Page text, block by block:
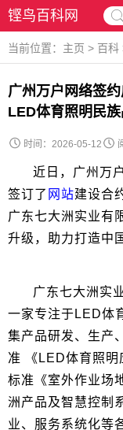
铿鸟百科网
当前位置： 主页 > 百科
广州万户网络签
LED体育照明民
时间：2026-05-12
近日，广州万
签订了 网站建设合
广东七大洲实业有
升级，助力打造中
广东七大洲实
一家专注于LED体
集产品研发、生产
准 《LED体育照明
标准《室外作业场
洲产品及智慧控制
业、服务系统化等